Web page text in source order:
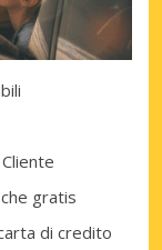
gratis
di credito